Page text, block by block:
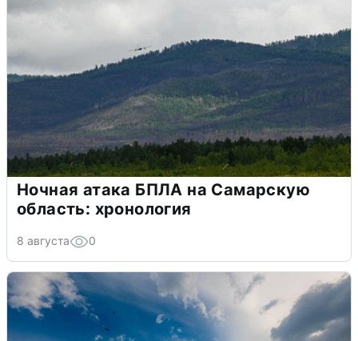
Ночная атака БПЛА на Самарскую
область: хронология
8 августа 0